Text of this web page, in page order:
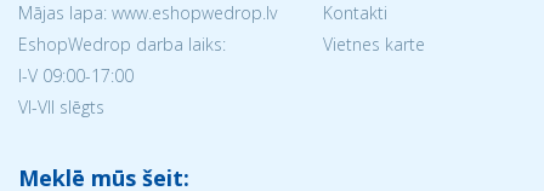
Mājas lapa: www.eshopwedrop.lv
EshopWedrop darba laiks:
I-V 09:00-17:00
VI-VII slēgts
Kontakti
Vietnes karte
Meklē mūs šeit: